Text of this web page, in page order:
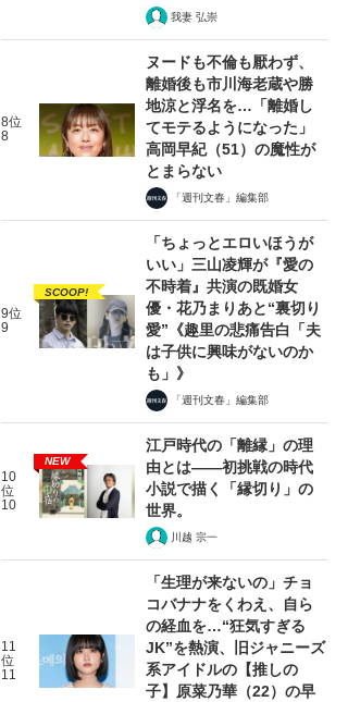
我妻 弘崇
8位
8
ヌードも不倫も厭わず、
離婚後も市川海老蔵や勝
地涼と浮名を…「離婚し
てモテるようになった」
高岡早紀（51）の魔性が
とまらない
「週刊文春」編集部
9位
9
SCOOP!
「ちょっとエロいほうが
いい」三山凌輝が『愛の
不時着』共演の既婚女
優・花乃まりあと“裏切り
愛”《趣里の悲痛告白「夫
は子供に興味がないのか
も」》
「週刊文春」編集部
10
位
10
NEW
江戸時代の「離縁」の理
由とは――初挑戦の時代
小説で描く「縁切り」の
世界。
川越 宗一
11
位
11
「生理が来ないの」チョ
コバナナをくわえ、自ら
の経血を…“狂気すぎる
JK”を熱演、旧ジャニーズ
系アイドルの【推しの
子】原菜乃華（22）の早